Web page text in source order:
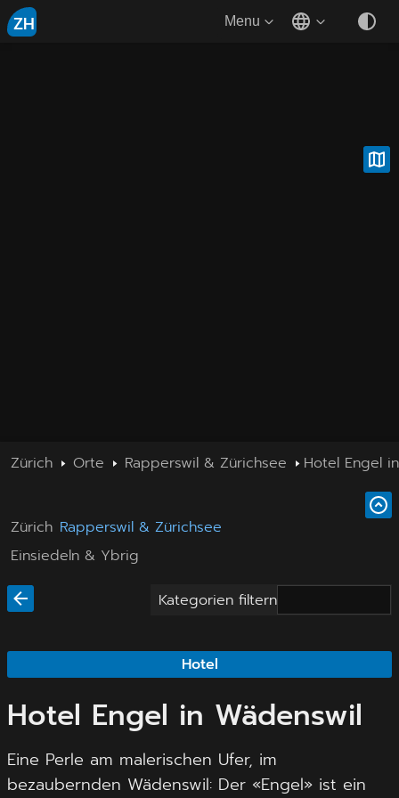
ZH Menu
Zürich Orte Rapperswil & Zürichsee Hotel Engel
Zürich Rapperswil & Zürichsee
Einsiedeln & Ybrig
Kategorien filtern
Hotel
Hotel Engel in Wädenswil
Eine Perle am malerischen Ufer, im
bezaubernden Wädenswil: Der «Engel» ist ein